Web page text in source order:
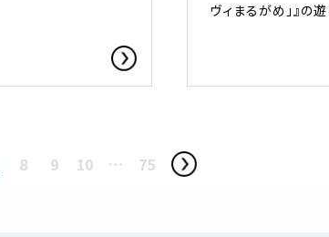
ヴィまるがめ」』の
8 9 10 … 75